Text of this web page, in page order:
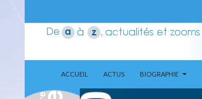
Aerozone JMJ
ACCUEIL
ACTUS BIOGRAPHIE